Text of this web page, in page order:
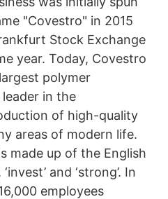
"Covestro" in 2015
Stock Exchange
year. Today, Covestro
polymer
in the
of high-quality
areas of modern life.
made up of the English
and ‘strong’. In
employees